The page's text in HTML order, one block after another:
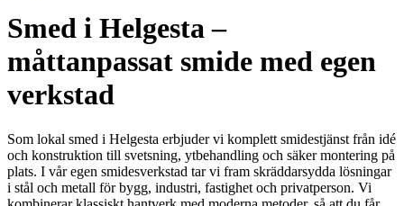
Smed i Helgesta –
måttanpassat smide med egen
verkstad
Som lokal smed i Helgesta erbjuder vi komplett smidestjänst från idé
och konstruktion till svetsning, ytbehandling och säker montering på
plats. I vår egen smidesverkstad tar vi fram skräddarsydda lösningar
i stål och metall för bygg, industri, fastighet och privatperson. Vi